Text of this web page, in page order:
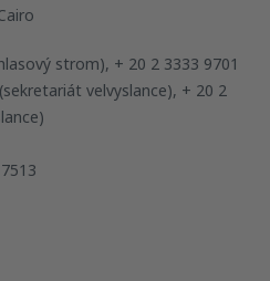
strom), + 20 2 3333 9701
velvyslance), + 20 2